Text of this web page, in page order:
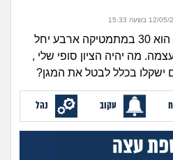
עצות חדשות
מה קורה כאן?
מתחם הטיפים
מדורים
יש לי שאלה. אם המגן שלי הוא 30 במתמטיקה ארבע יחל
בבגרות עצמה. מה יהיה הציון סופי שלי ,
ישקלו בכלל לבטל את המגן?
עקוב נהל